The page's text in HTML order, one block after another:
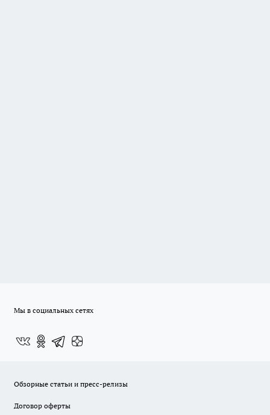
Мы в социальных сетях
Обзорные статьи и пресс-релизы
Договор оферты